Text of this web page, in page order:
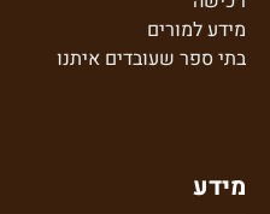
מידע למורים
בתי ספר שעובדים איתנו
מידע